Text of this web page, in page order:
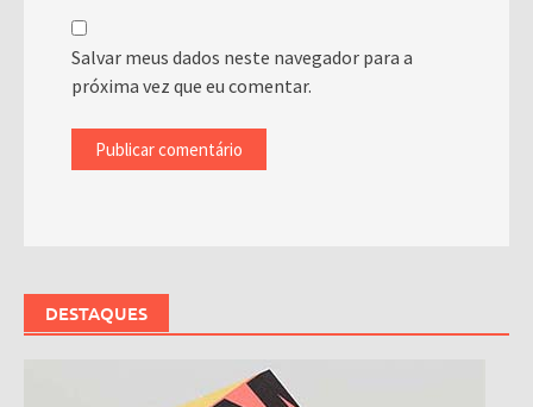
Salvar meus dados neste navegador para a
próxima vez que eu comentar.
DESTAQUES